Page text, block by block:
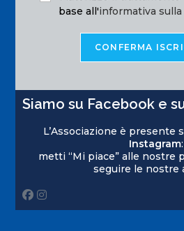
base all'informativa
Siamo su Facebook e
L’Associazione è presente
Instagram:
metti “Mi piace” alle nostre
seguire le nostre